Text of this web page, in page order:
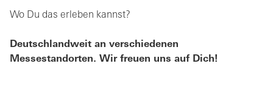
Wo Du das erleben kannst?
Deutschlandweit an verschiedenen
Messestandorten. Wir freuen uns auf Dich!